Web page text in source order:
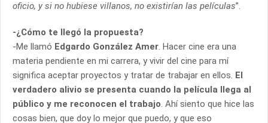
oficio, y si no hubiese villanos, no existirían las películas”.
-¿Cómo te llegó la propuesta?
-Me llamó Edgardo González Amer. Hacer cine era una
materia pendiente en mi carrera, y vivir del cine para mí
significa aceptar proyectos y tratar de trabajar en ellos. El
verdadero alivio se presenta cuando la película llega al
público y me reconocen el trabajo. Ahí siento que hice las
cosas bien, que doy lo mejor que puedo, y que eso